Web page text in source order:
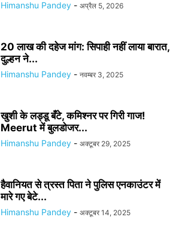
Himanshu Pandey - अप्रैल 5, 2026
20 लाख की दहेज मांग: सिपाही नहीं लाया बारात,
दुल्हन ने...
Himanshu Pandey - नवम्बर 3, 2025
खुशी के लड्डू बँटे, कमिश्नर पर गिरी गाज!
Meerut में बुलडोजर...
Himanshu Pandey - अक्टूबर 29, 2025
हैवानियत से त्रस्त पिता ने पुलिस एनकाउंटर में
मारे गए बेटे...
Himanshu Pandey - अक्टूबर 14, 2025